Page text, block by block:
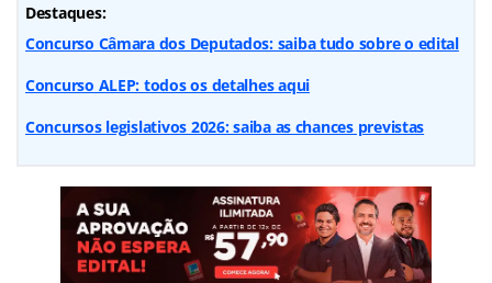
Destaques:
Concurso Câmara dos Deputados: saiba tudo sobre o edital
Concurso ALEP: todos os detalhes aqui
Concursos legislativos 2026: saiba as chances previstas